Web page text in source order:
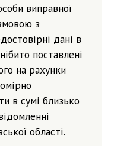
виправної
з
дані в
поставлені
на рахунки
в сумі близько
області.